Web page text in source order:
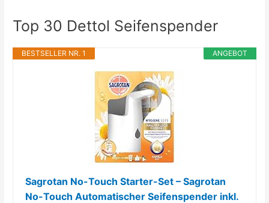
Top 30 Dettol Seifenspender
ANGEBOT
BESTSELLER NR. 1
Sagrotan No-Touch Starter-Set – Sagrotan
No-Touch Automatischer Seifenspender inkl.